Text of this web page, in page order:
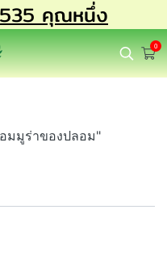
คุณหนึ่ง
0
มมูร่าของปลอม"